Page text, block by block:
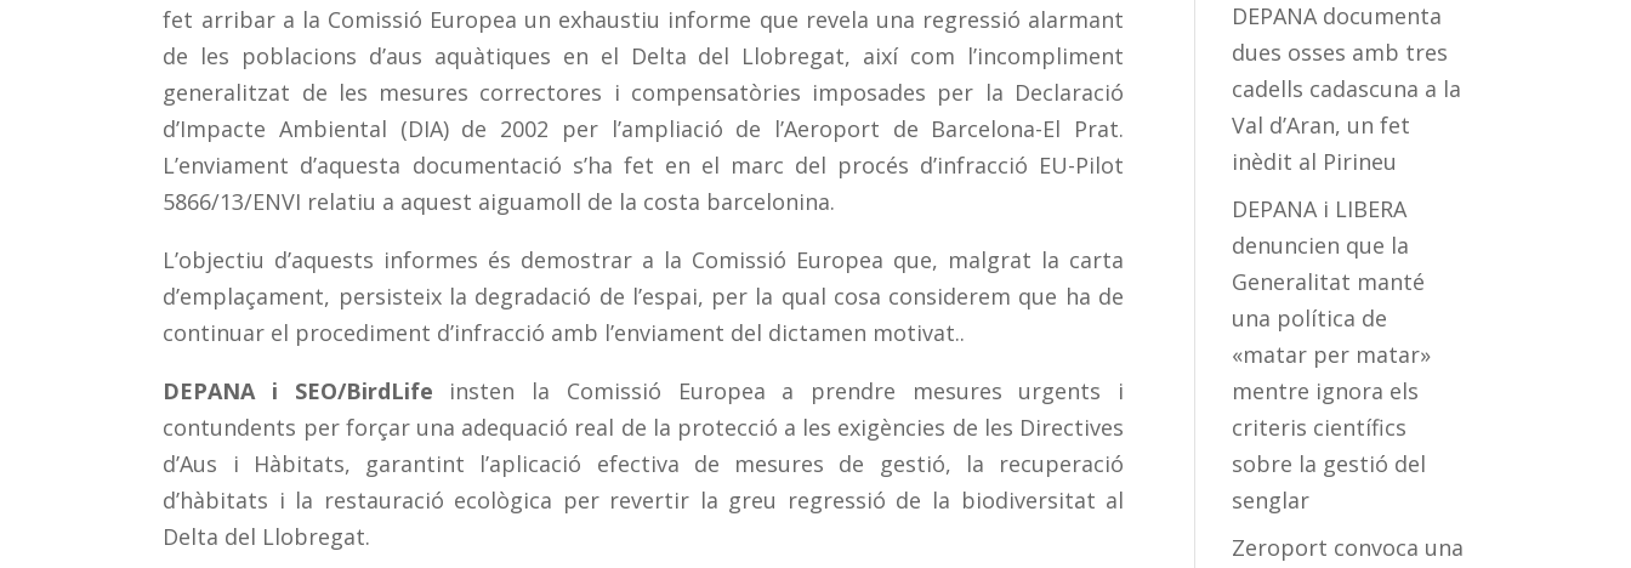
fet arribar a la Comissió Europea un exhaustiu informe que revela una regressió alarmant
de les poblacions d’aus aquàtiques en el Delta del Llobregat, així com l’incompliment
generalitzat de les mesures correctores i compensatòries imposades per la Declaració
d’Impacte Ambiental (DIA) de 2002 per l’ampliació de l’Aeroport de Barcelona-El Prat.
L’enviament d’aquesta documentació s’ha fet en el marc del procés d’infracció EU-Pilot
5866/13/ENVI relatiu a aquest aiguamoll de la costa barcelonina.
L’objectiu d’aquests informes és demostrar a la Comissió Europea que, malgrat la carta
d’emplaçament, persisteix la degradació de l’espai, per la qual cosa considerem que ha de
continuar el procediment d’infracció amb l’enviament del dictamen motivat..
DEPANA i SEO/BirdLife insten la Comissió Europea a prendre mesures urgents i
contundents per forçar una adequació real de la protecció a les exigències de les Directives
d’Aus i Hàbitats, garantint l’aplicació efectiva de mesures de gestió, la recuperació
d’hàbitats i la restauració ecològica per revertir la greu regressió de la biodiversitat al
Delta del Llobregat.
DEPANA documenta
dues osses amb tres
cadells cadascuna a la
Val d’Aran, un fet
inèdit al Pirineu
DEPANA i LIBERA
denuncien que la
Generalitat manté
una política de
«matar per matar»
mentre ignora els
criteris científics
sobre la gestió del
senglar
Zeroport convoca una